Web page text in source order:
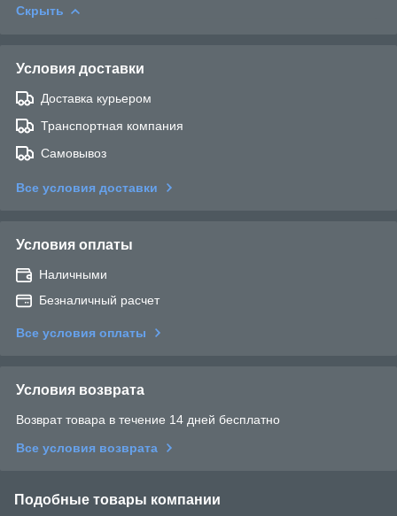
Скрыть
Условия доставки
Доставка курьером
Транспортная компания
Самовывоз
Все условия доставки
Условия оплаты
Наличными
Безналичный расчет
Все условия оплаты
Условия возврата
Возврат товара в течение 14 дней бесплатно
Все условия возврата
Подобные товары компании